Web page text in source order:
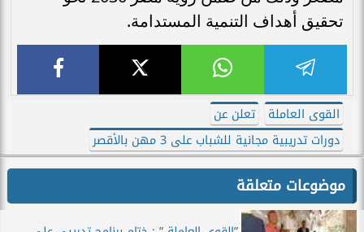
تحقيق أهداف التنمية المستدامة.
القوى العاملة
تعلن عن
دورات تدريبية مجانية للشباب على 3 مهن بالأقصر
موضوعات متعلقة